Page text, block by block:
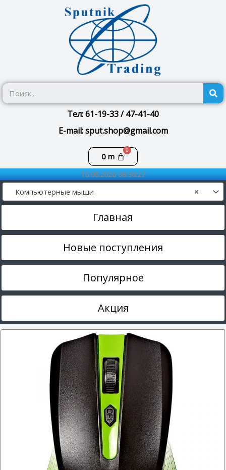
Тел: 61-19-33 / 47-41-40
E-mail: sput.shop@gmail.com
0m
Корзина
10.08.2026 08:36:27
×
Компьютерные мыши
Главная
Новые поступления
Популярное
Акция